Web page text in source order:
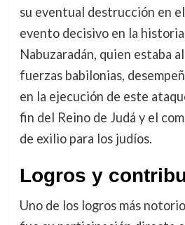
su eventual destrucción en
evento decisivo en la
Nabuzaradán, quien estaba
fuerzas babilonias,
en la ejecución de este
fin del Reino de Judá y el
de exilio para los judíos.
Logros y
Uno de los logros más